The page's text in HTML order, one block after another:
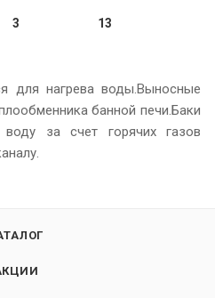
3 13
для нагрева воды.Выносные
банной печи.Баки
за счет горячих газов